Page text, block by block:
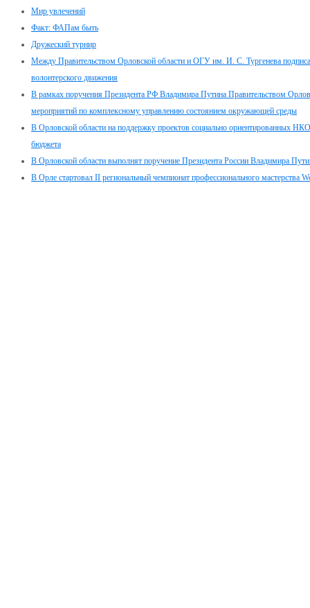
Мир увлечений
Факт: ФАПам быть
Дружеский турнир
Между Правительством Орловской области и ОГУ им. И. С. Тургенева
волонтерского движения
В рамках поручения Президента РФ Владимира Путина Правительством
мероприятий по комплексному управлению состоянием окружающей среды
В Орловской области на поддержку проектов социально ориентированных
бюджета
В Орловской области выполнят поручение Президента России Владимира
В Орле стартовал II региональный чемпионат профессионального мастерства